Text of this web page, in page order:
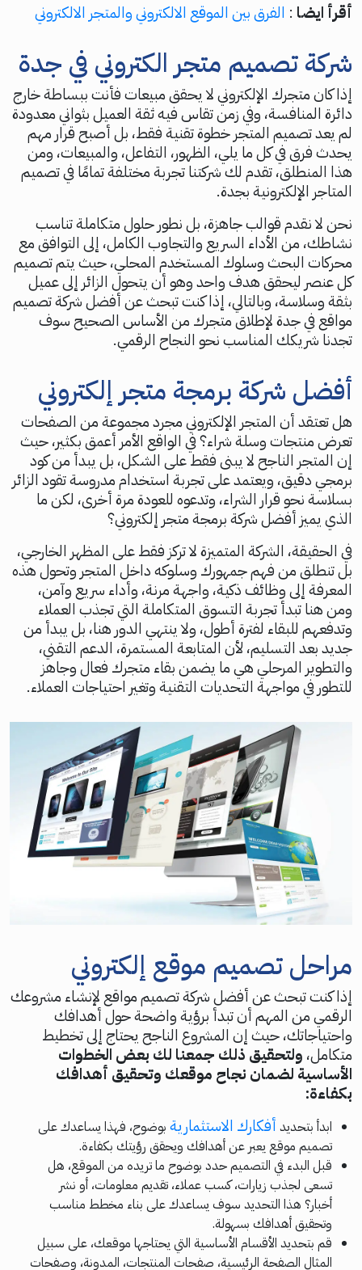
أقرأ ايضا : الفرق بين الموقع الالكتروني والمتجر الالكتروني
شركة تصميم متجر الكتروني في جدة
إذا كان متجرك الإلكتروني لا يحقق مبيعات فأنت ببساطة خارج
دائرة المنافسة، وفي زمن تقاس فيه ثقة العميل بثواني معدودة
لم يعد تصميم المتجر خطوة تقنية فقط، بل أصبح قرار مهم
يحدث فرق في كل ما يلي، الظهور، التفاعل، والمبيعات، ومن
هذا المنطلق، تقدم لك شركتنا تجربة مختلفة تمامًا في تصميم
المتاجر الإلكترونية بجدة.
نحن لا نقدم قوالب جاهزة، بل نطور حلول متكاملة تناسب
نشاطك، من الأداء السريع والتجاوب الكامل، إلى التوافق مع
محركات البحث وسلوك المستخدم المحلي، حيث يتم تصميم
كل عنصر ليحقق هدف واحد وهو أن يتحول الزائر إلى عميل
بثقة وسلاسة، وبالتالي، إذا كنت تبحث عن أفضل شركة تصميم
مواقع في جدة لإطلاق متجرك من الأساس الصحيح سوف
تجدنا شريكك المناسب نحو النجاح الرقمي.
أفضل شركة برمجة متجر إلكتروني
هل تعتقد أن المتجر الإلكتروني مجرد مجموعة من الصفحات
تعرض منتجات وسلة شراء؟ في الواقع الأمر أعمق بكثير، حيث
إن المتجر الناجح لا يبنى فقط على الشكل، بل يبدأ من كود
برمجي دقيق، ويعتمد على تجربة استخدام مدروسة تقود الزائر
بسلاسة نحو قرار الشراء، وتدعوه للعودة مرة أخرى، لكن ما
الذي يميز أفضل شركة برمجة متجر إلكتروني؟
في الحقيقة، الشركة المتميزة لا تركز فقط على المظهر الخارجي،
بل تنطلق من فهم جمهورك وسلوكه داخل المتجر وتحول هذه
المعرفة إلى وظائف ذكية، واجهة مرنة، وأداء سريع وآمن،
ومن هنا تبدأ تجربة التسوق المتكاملة التي تجذب العملاء
وتدفعهم للبقاء لفترة أطول، ولا ينتهي الدور هنا، بل يبدأ من
جديد بعد التسليم، لأن المتابعة المستمرة، الدعم التقني،
والتطوير المرحلي هي ما يضمن بقاء متجرك فعال وجاهز
للتطور في مواجهة التحديات التقنية وتغير احتياجات العملاء.
مراحل تصميم موقع إلكتروني
إذا كنت تبحث عن أفضل شركة تصميم مواقع لإنشاء مشروعك
الرقمي من المهم أن تبدأ برؤية واضحة حول أهدافك
واحتياجاتك، حيث إن المشروع الناجح يحتاج إلى تخطيط
متكامل، ولتحقيق ذلك جمعنا لك بعض الخطوات
الأساسية لضمان نجاح موقعك وتحقيق أهدافك
بكفاءة:
ابدأ بتحديد أفكارك الاستثمارية بوضوح، فهذا يساعدك على
تصميم موقع يعبر عن أهدافك ويحقق رؤيتك بكفاءة.
قبل البدء في التصميم حدد بوضوح ما تريده من الموقع، هل
تسعى لجذب زيارات، كسب عملاء، تقديم معلومات، أو نشر
أخبار؟ هذا التحديد سوف يساعدك على بناء مخطط مناسب
وتحقيق أهدافك بسهولة.
قم بتحديد الأقسام الأساسية التي يحتاجها موقعك، على سبيل
المثال الصفحة الرئيسية، صفحات المنتجات، المدونة، وصفحات